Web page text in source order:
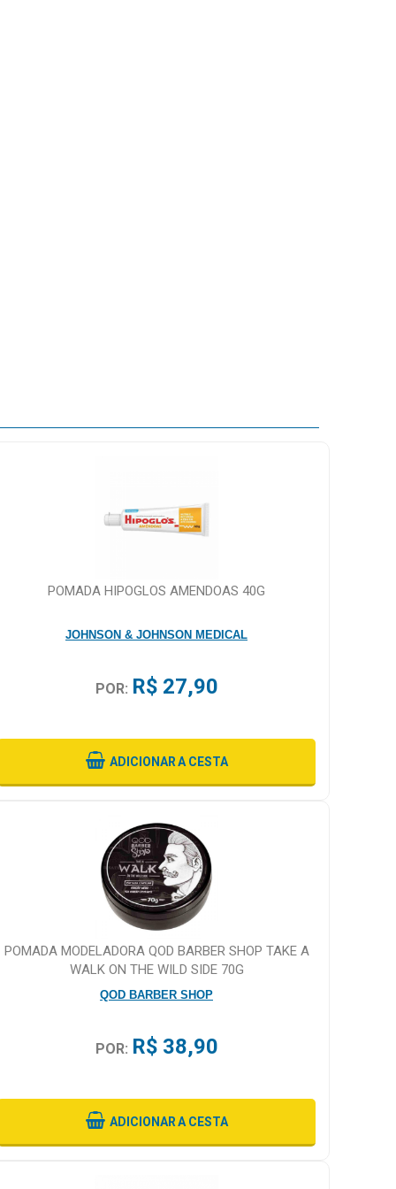
POMADA HIPOGLOS AMENDOAS 40G
JOHNSON & JOHNSON MEDICAL
POR: R$ 27,90
ADICIONARA CESTA
POMADA MODELADORA QOD BARBER SHOP TAKE A
WALK ON THE WILD SIDE 70G
QOD BARBER SHOP
POR: R$ 38,90
ADICIONARA CESTA